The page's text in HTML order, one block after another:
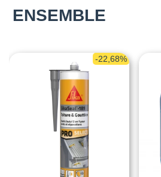
ENSEMBLE
-22,68%